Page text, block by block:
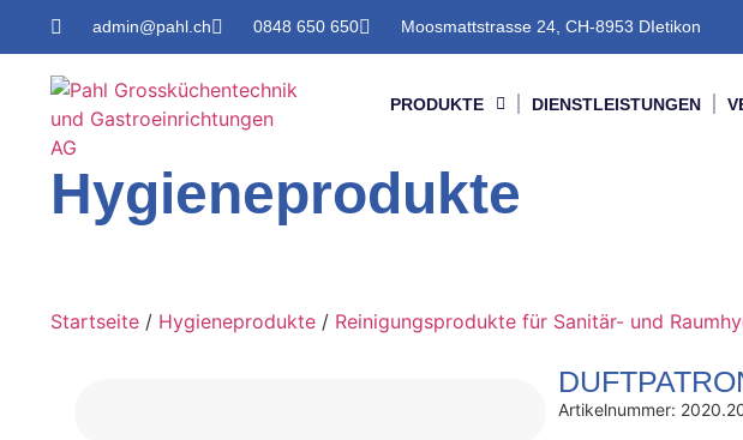
admin@pahl.ch 0848 650 650 Moosmattstrasse 24, CH-8953 DIetikon
PRODUKTE DIENSTLEISTUNGEN
Hygieneprodukte
Startseite / Hygieneprodukte / Reinigungsprodukte für Sanitär- und
Artikelnummer: